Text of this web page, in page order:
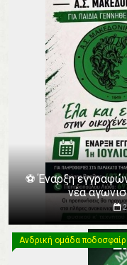
⚽️ Έναρξη
νέα
Ανδρική ομάδα
Ανδρική ομάδα